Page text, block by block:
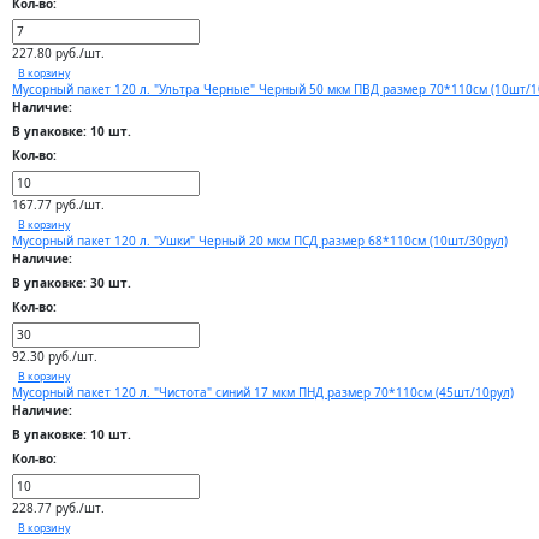
Кол-во:
227.80 руб./шт.
В корзину
Мусорный пакет 120 л. "Ультра Черные" Черный 50 мкм ПВД размер 70*110см (10шт/
Наличие:
В упаковке: 10 шт.
Кол-во:
167.77 руб./шт.
В корзину
Мусорный пакет 120 л. "Ушки" Черный 20 мкм ПСД размер 68*110см (10шт/30рул)
Наличие:
В упаковке: 30 шт.
Кол-во:
92.30 руб./шт.
В корзину
Мусорный пакет 120 л. "Чистота" синий 17 мкм ПНД размер 70*110см (45шт/10рул)
Наличие:
В упаковке: 10 шт.
Кол-во:
228.77 руб./шт.
В корзину